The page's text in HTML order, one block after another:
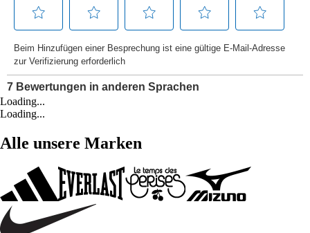
Loading...
Loading...
Alle unsere Marken